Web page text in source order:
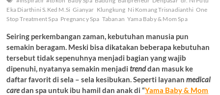
Eka Diarthini S.Ked M.Si Gianyar Klungkung Ni Komang Trisnadianthi One
Stop Treatment Spa Pregnancy Spa Tabanan Yama Baby & Mom Spa
Seiring perkembangan zaman, kebutuhan manusia pun
semakin beragam. Meski bisa dikatakan beberapa kebutuhan
tersebut tidak sepenuhnya menjadi bagian yang wajib
dipenuhi, nyatanya semakin menjaditrenddan masuk ke
daftar favorit di sela – sela kesibukan. Seperti layananmedical
caredan spa untuk ibu hamil dan anak di “Yama Baby & Mom